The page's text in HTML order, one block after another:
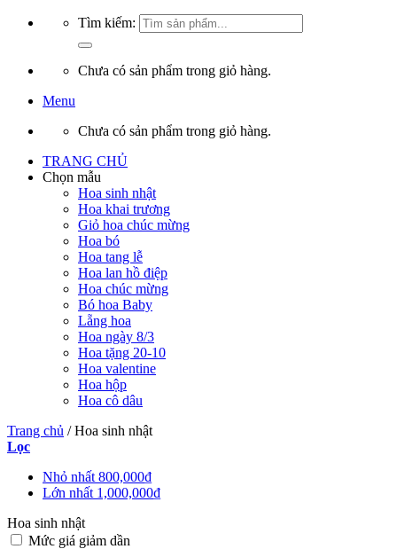
Tìm kiếm:
Chưa có sản phẩm trong giỏ hàng.
Menu
Chưa có sản phẩm trong giỏ hàng.
TRANG CHỦ
Chọn mẫu
Hoa sinh nhật
Hoa khai trương
Giỏ hoa chúc mừng
Hoa bó
Hoa tang lễ
Hoa lan hồ điệp
Hoa chúc mừng
Bó hoa Baby
Lẵng hoa
Hoa ngày 8/3
Hoa tặng 20-10
Hoa valentine
Hoa hộp
Hoa cô dâu
Trang chủ /Hoa sinh nhật
Lọc
Nhỏ nhất 800,000₫
Lớn nhất 1,000,000₫
Hoa sinh nhật
Mức giá giảm dần